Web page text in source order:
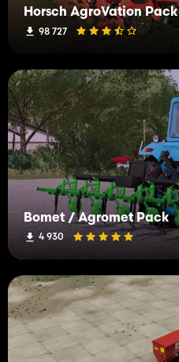
Horsch AgroVation Pack
98 727
Bomet / Agromet Pack
4 930